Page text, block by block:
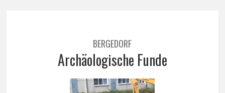
BERGEDORF
Archäologische Funde